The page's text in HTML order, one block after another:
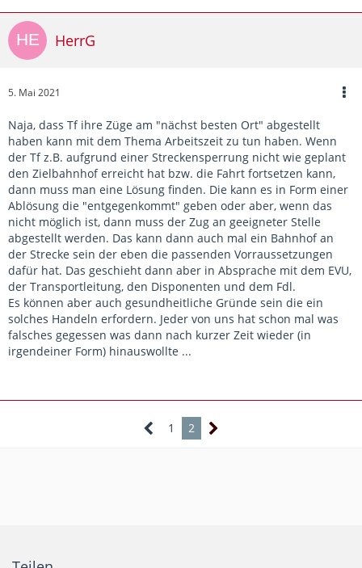
HerrG
5. Mai 2021
Naja, dass Tf ihre Züge am "nächst besten Ort" abgestellt
haben kann mit dem Thema Arbeitszeit zu tun haben. Wenn
der Tf z.B. aufgrund einer Streckensperrung nicht wie geplant
den Zielbahnhof erreicht hat bzw. die Fahrt fortsetzen kann,
dann muss man eine Lösung finden. Die kann es in Form einer
Ablösung die "entgegenkommt" geben oder aber, wenn das
nicht möglich ist, dann muss der Zug an geeigneter Stelle
abgestellt werden. Das kann dann auch mal ein Bahnhof an
der Strecke sein der eben die passenden Vorraussetzungen
dafür hat. Das geschieht dann aber in Absprache mit dem EVU,
der Transportleitung, den Disponenten und dem Fdl.
Es können aber auch gesundheitliche Gründe sein die ein
solches Handeln erfordern. Jeder von uns hat schon mal was
falsches gegessen was dann nach kurzer Zeit wieder (in
irgendeiner Form) hinauswollte ...
1 2